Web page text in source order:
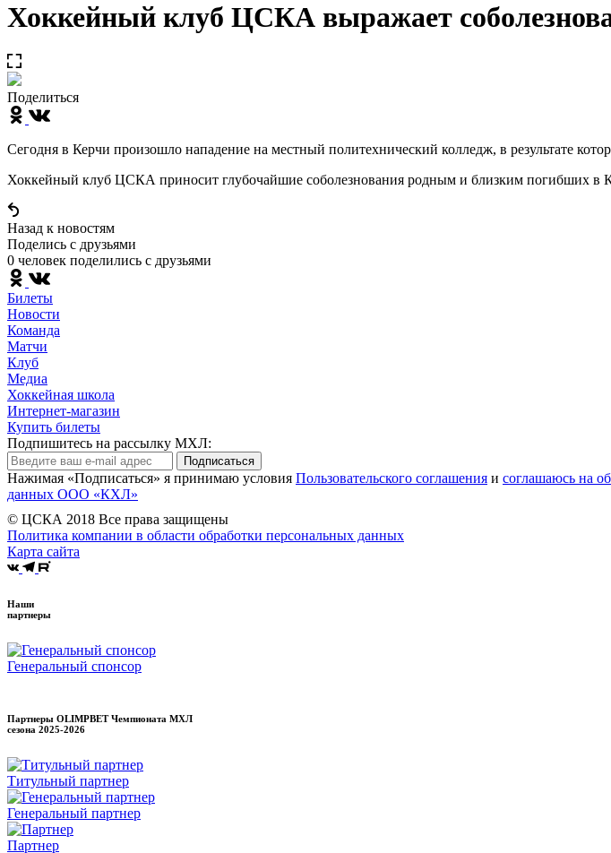
Хоккейный клуб ЦСКА выражает
Поделиться
Сегодня в Керчи произошло нападение на местный политехнический колледж, в результате
Хоккейный клуб ЦСКА приносит глубочайшие соболезнования родным и близким погибших в
Назад к новостям
Поделись c друзьями
0 человек поделились c друзьями
Билеты
Новости
Команда
Матчи
Клуб
Медиа
Хоккейная школа
Интернет-магазин
Купить билеты
Подпишитесь на рассылку МХЛ:
Подписаться
Нажимая «Подписаться» я принимаю условия Пользовательского соглашения и соглашаюсь на
данных ООО «КХЛ»
© ЦСКА 2018 Все права защищены
Политика компании в области обработки персональных данных
Карта сайта
Наши
партнеры
Генеральный спонсор
Партнеры OLIMPBET Чемпионата МХЛ
сезона 2025-2026
Титульный партнер
Генеральный партнер
Партнер